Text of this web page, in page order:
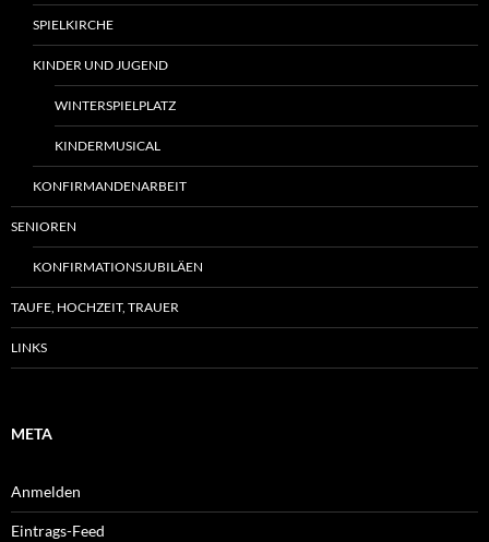
SPIELKIRCHE
KINDER UND JUGEND
WINTERSPIELPLATZ
KINDERMUSICAL
KONFIRMANDENARBEIT
SENIOREN
KONFIRMATIONSJUBILÄEN
TAUFE, HOCHZEIT, TRAUER
LINKS
META
Anmelden
Eintrags-Feed